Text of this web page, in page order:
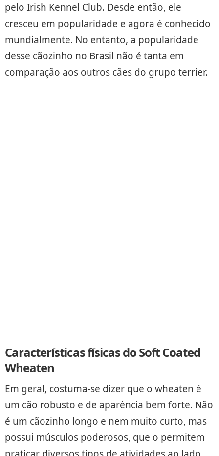
pelo Irish Kennel Club. Desde então, ele
cresceu em popularidade e agora é conhecido
mundialmente. No entanto, a popularidade
desse cãozinho no Brasil não é tanta em
comparação aos outros cães do grupo terrier.
Características físicas do Soft Coated
Wheaten
Em geral, costuma-se dizer que o wheaten é
um cão robusto e de aparência bem forte. Não
é um cãozinho longo e nem muito curto, mas
possui músculos poderosos, que o permitem